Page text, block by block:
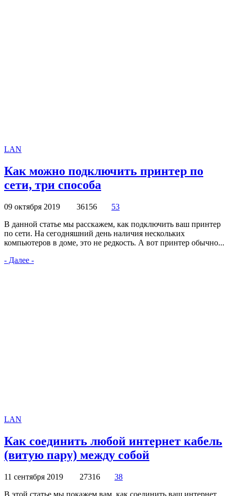
LAN
Как можно подключить принтер по
сети, три способа
09 октября 2019 36156 53
В данной статье мы расскажем, как подключить ваш принтер
по сети. На сегодняшний день наличия нескольких
компьютеров в доме, это не редкость. А вот принтер обычно...
- Далее -
LAN
Как соединить любой интернет кабель
(витую пару) между собой
11 сентября 2019 27316 38
В этой статье мы покажем вам, как соединить ваш интернет